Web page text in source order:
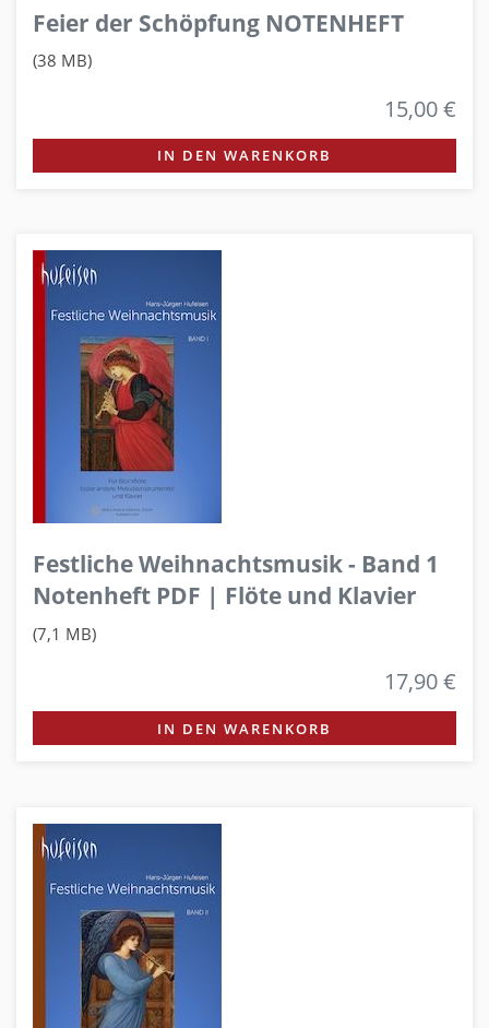
Feier der Schöpfung NOTENHEFT
(38 MB)
15,00 €
IN DEN WARENKORB
Festliche Weihnachtsmusik - Band 1
Notenheft PDF | Flöte und Klavier
(7,1 MB)
17,90 €
IN DEN WARENKORB